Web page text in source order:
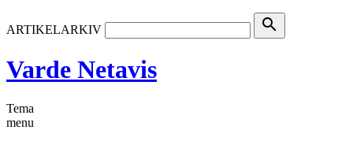
ARTIKELARKIV search
Varde Netavis
Tema
menu